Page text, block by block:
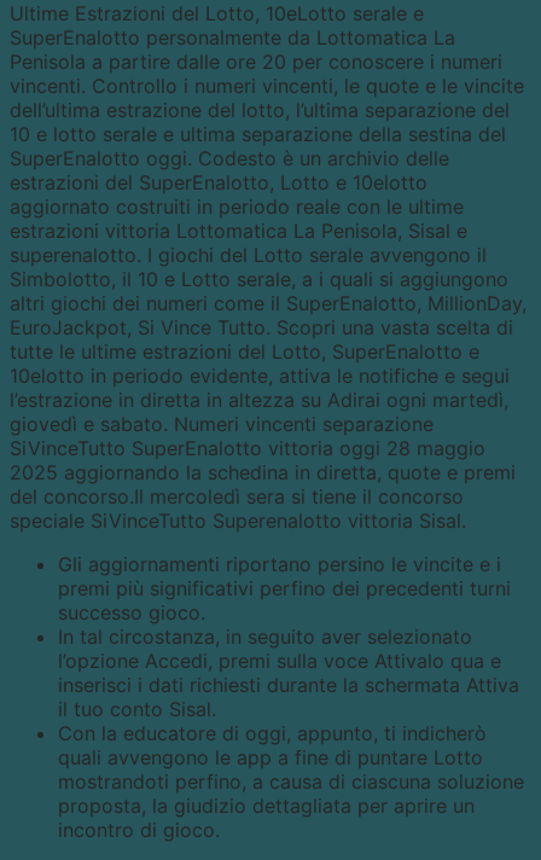
Ultime Estrazioni del Lotto, 10eLotto serale e
SuperEnalotto personalmente da Lottomatica La
Penisola a partire dalle ore 20 per conoscere i numeri
vincenti. Controllo i numeri vincenti, le quote e le vincite
dell’ultima estrazione del lotto, l’ultima separazione del
10 e lotto serale e ultima separazione della sestina del
SuperEnalotto oggi. Codesto è un archivio delle
estrazioni del SuperEnalotto, Lotto e 10elotto
aggiornato costruiti in periodo reale con le ultime
estrazioni vittoria Lottomatica La Penisola, Sisal e
superenalotto. I giochi del Lotto serale avvengono il
Simbolotto, il 10 e Lotto serale, a i quali si aggiungono
altri giochi dei numeri come il SuperEnalotto, MillionDay,
EuroJackpot, Si Vince Tutto. Scopri una vasta scelta di
tutte le ultime estrazioni del Lotto, SuperEnalotto e
10elotto in periodo evidente, attiva le notifiche e segui
l’estrazione in diretta in altezza su Adirai ogni martedì,
giovedì e sabato. Numeri vincenti separazione
SiVinceTutto SuperEnalotto vittoria oggi 28 maggio
2025 aggiornando la schedina in diretta, quote e premi
del concorso.Il mercoledì sera si tiene il concorso
speciale SiVinceTutto Superenalotto vittoria Sisal.
Gli aggiornamenti riportano persino le vincite e i
premi più significativi perfino dei precedenti turni
successo gioco.
In tal circostanza, in seguito aver selezionato
l’opzione Accedi, premi sulla voce Attivalo qua e
inserisci i dati richiesti durante la schermata Attiva
il tuo conto Sisal.
Con la educatore di oggi, appunto, ti indicherò
quali avvengono le app a fine di puntare Lotto
mostrandoti perfino, a causa di ciascuna soluzione
proposta, la giudizio dettagliata per aprire un
incontro di gioco.